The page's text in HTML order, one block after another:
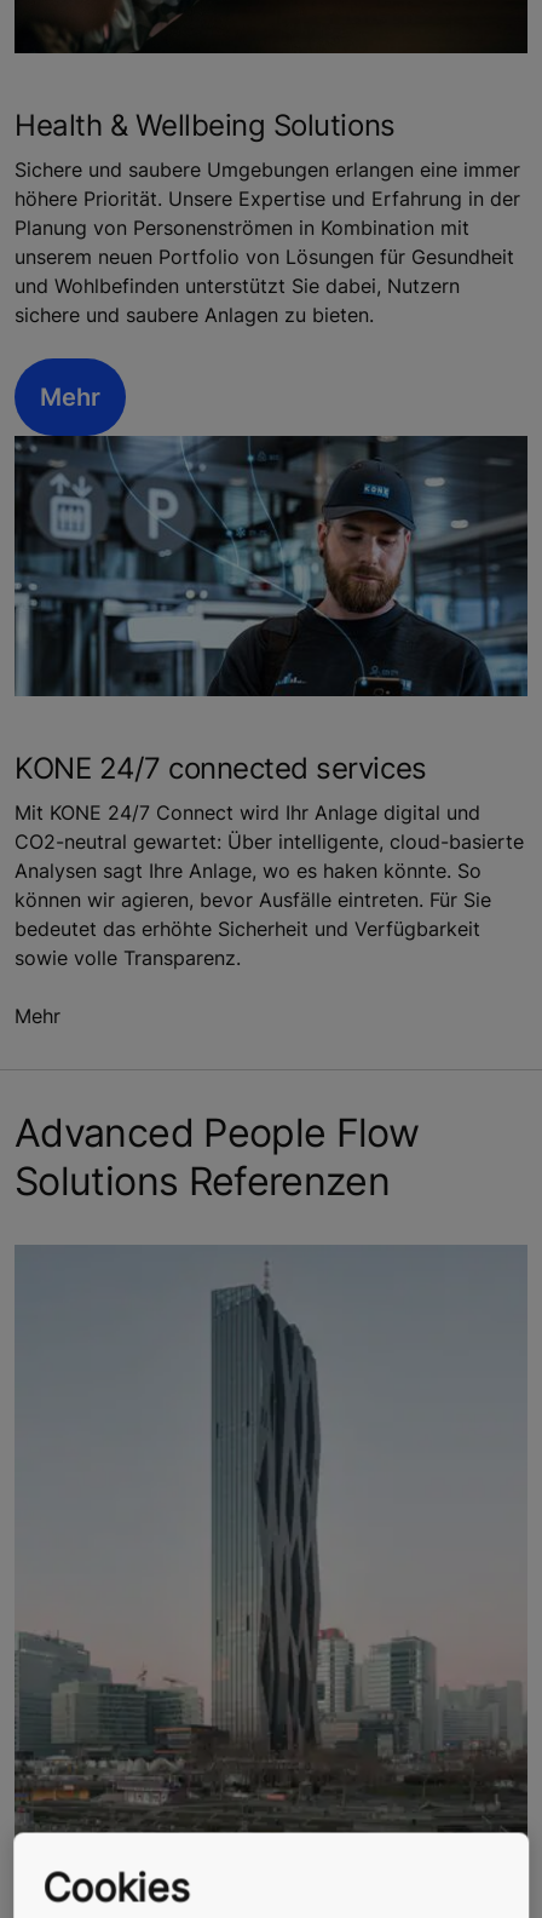
Health & Wellbeing Solutions
Sichere und saubere Umgebungen erlangen eine immer
höhere Priorität. Unsere Expertise und Erfahrung in der
Planung von Personenströmen in Kombination mit
unserem neuen Portfolio von Lösungen für Gesundheit
und Wohlbefinden unterstützt Sie dabei, Nutzern
sichere und saubere Anlagen zu bieten.
Mehr
KONE 24/7 connected services
Mit KONE 24/7 Connect wird Ihr Anlage digital und
CO2-neutral gewartet: Über intelligente, cloud-basierte
Analysen sagt Ihre Anlage, wo es haken könnte. So
können wir agieren, bevor Ausfälle eintreten. Für Sie
bedeutet das erhöhte Sicherheit und Verfügbarkeit
sowie volle Transparenz.
Mehr
Advanced People Flow
Solutions Referenzen
Cookies